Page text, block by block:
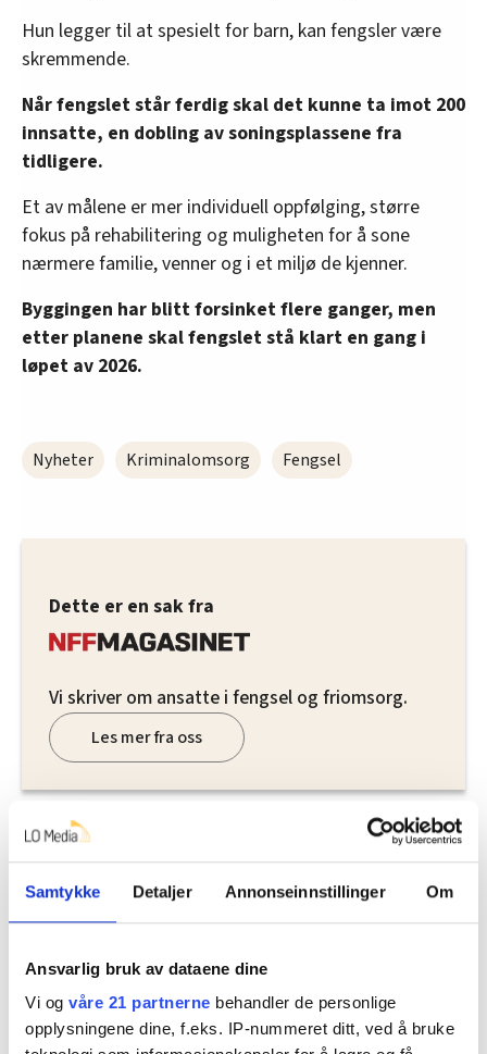
Samtykke Detaljer Annonseinnstillinger Om
Ansvarlig bruk av dataene dine
Vi og våre 21 partnerne behandler de personlige
opplysningene dine, f.eks. IP-nummeret ditt, ved å bruke
Hun legger til at spesielt for barn, kan fengsler være
skremmende.
Når fengslet står ferdig skal det kunne ta imot 200
innsatte, en dobling av soningsplassene fra
tidligere.
Et av målene er mer individuell oppfølging, større
fokus på rehabilitering og muligheten for å sone
nærmere familie, venner og i et miljø de kjenner.
Byggingen har blitt forsinket flere ganger, men
etter planene skal fengslet stå klart en gang i
løpet av 2026.
Nyheter Kriminalomsorg Fengsel
Dette er en sak fra
Vi skriver om ansatte i fengsel og friomsorg.
Les mer fra oss
stillingsannonser